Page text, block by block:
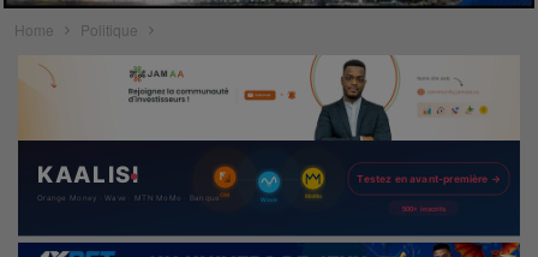
Home Politique